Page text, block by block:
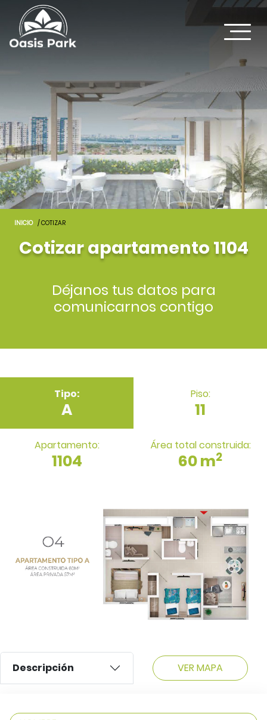
INICIO / COTIZAR
Cotizar apartamento 1104
Déjanos tus datos para
comunicarnos contigo
Tipo:
A
Piso:
11
Apartamento:
1104
Área total construida:
60 m2
Descripción VER MAPA